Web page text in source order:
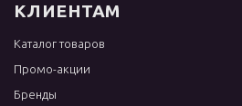
КЛИЕНТАМ
Каталог товаров
Промо-акции
Бренды